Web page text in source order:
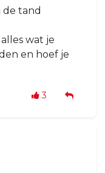
de tand
wat je
en hoef je
3